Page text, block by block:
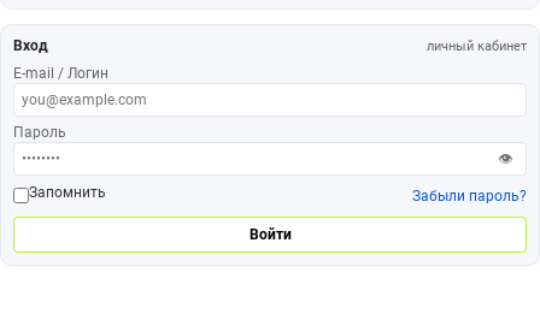
Вход личный кабинет
E-mail / Логин
Пароль
👁
Запомнить
Забыли пароль?
Войти